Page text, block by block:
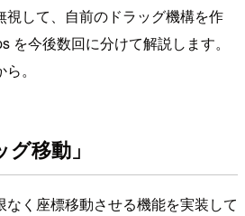
視して、自前のドラッグ機構を作
を今後数回に分けて解説します。
。
移動」
く座標移動させる機能を実装して